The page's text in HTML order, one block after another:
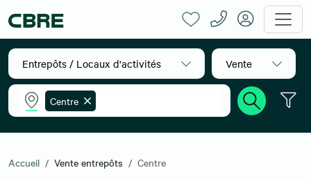
Entrepôts / Locaux d'activités Vente
Centre
Accueil Vente entrepôts Centre